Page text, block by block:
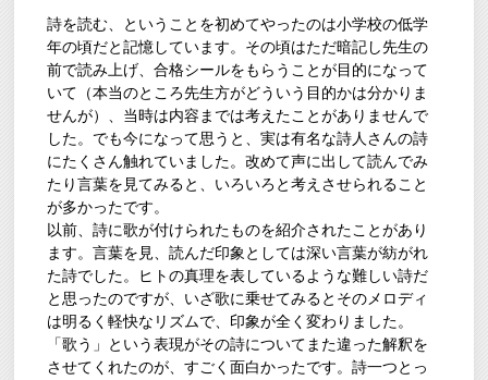
詩を読む、ということを初めてやったのは小学校の低学
年の頃だと記憶しています。その頃はただ暗記し先生の
前で読み上げ、合格シールをもらうことが目的になって
いて（本当のところ先生方がどういう目的かは分かりま
せんが）、当時は内容までは考えたことがありませんで
した。でも今になって思うと、実は有名な詩人さんの詩
にたくさん触れていました。改めて声に出して読んでみ
たり言葉を見てみると、いろいろと考えさせられること
が多かったです。
以前、詩に歌が付けられたものを紹介されたことがあり
ます。言葉を見、読んだ印象としては深い言葉が紡がれ
た詩でした。ヒトの真理を表しているような難しい詩だ
と思ったのですが、いざ歌に乗せてみるとそのメロディ
は明るく軽快なリズムで、印象が全く変わりました。
「歌う」という表現がその詩についてまた違った解釈を
させてくれたのが、すごく面白かったです。詩一つとっ